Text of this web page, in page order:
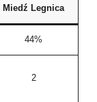
Miedź Legnica
44%
2